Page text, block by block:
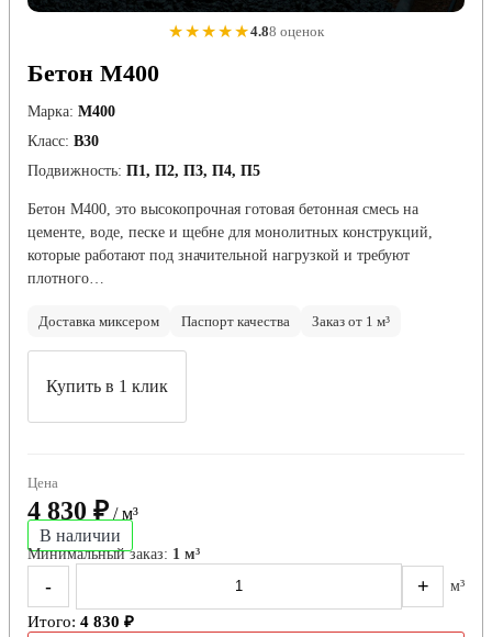
★★★★★4.88 оценок
Бетон М400
Марка: М400
Класс: В30
Подвижность: П1, П2, П3, П4, П5
Бетон М400, это высокопрочная готовая бетонная смесь на
цементе, воде, песке и щебне для монолитных конструкций,
которые работают под значительной нагрузкой и требуют
плотного…
Доставка миксером Паспорт качества Заказ от 1 м³
Купить в 1 клик
Цена
4 830 ₽ / м³
В наличии
Минимальный заказ: 1 м³
- + м³
Итого: 4 830 ₽